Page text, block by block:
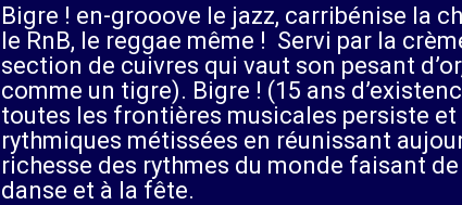
Bigre ! en-grooove le jazz, carribénise la
le RnB, le reggae même ! Servi par la
section de cuivres qui vaut son pesant
comme un tigre). Bigre ! (15 ans
toutes les frontières musicales persiste
rythmiques métissées en réunissant
richesse des rythmes du monde faisant
danse et à la fête.